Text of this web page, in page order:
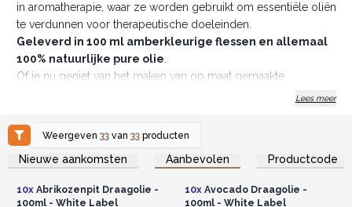
in aromatherapie, waar ze worden gebruikt om essentiële oliën
te verdunnen voor therapeutische doeleinden.
Geleverd in 100 ml amberkleurige flessen en allemaal
100% natuurlijke pure olie.
Of je nu geniet van het maken van op maat gemaakte
aroma's, Bulk Carrier Oil is het sleutelingrediënt dat alles
samenbrengt. Het fungeert als een neutrale en voedende
drager voor je essentiële oliën, waardoor ze veilig op de huid
verspreid, waardoor de algehele aromatherapie-ervaring
Lees meer
Weergeven33 van33 producten
Nieuwe aankomsten Aanbevolen Productcode
Log in of registreer u voor
groothandelsprijzen.
10xAbrikozenpit Draagolie -
100ml - White Label
Log in of registreer u voor
groothandelsprijzen.
10xAvocado Draagolie -
100ml - White Label